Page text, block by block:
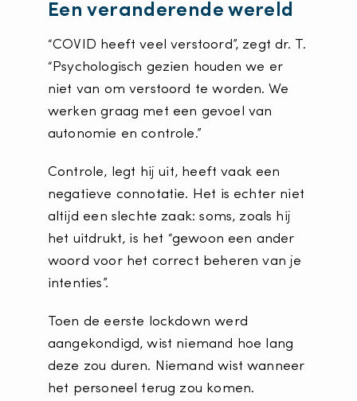
Een veranderende wereld
“COVID heeft veel verstoord”, zegt dr. T.
“Psychologisch gezien houden we er
niet van om verstoord te worden. We
werken graag met een gevoel van
autonomie en controle.”
Controle, legt hij uit, heeft vaak een
negatieve connotatie. Het is echter niet
altijd een slechte zaak: soms, zoals hij
het uitdrukt, is het “gewoon een ander
woord voor het correct beheren van je
intenties”.
Toen de eerste lockdown werd
aangekondigd, wist niemand hoe lang
deze zou duren. Niemand wist wanneer
het personeel terug zou komen.